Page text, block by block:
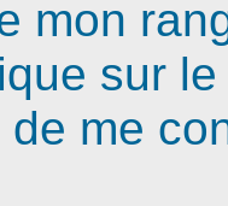
mon
sur
me